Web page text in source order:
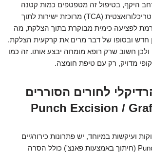
היקף, בטיפול זה מטפטפים כמות קטנה
ומדויקת של חומצה טריכלורואצטית (TCA) מרוכזת ישירות לתוך
לפציעה כימית מבוקרת בתוך הצלקת, מה
חדש ובסופו של דבר מרים את קרקעית הצלקת.
ולכן חשוב שרק רופא מומחה יבצע אותו. זה כמו
מדויק, רק עם טיפת חומצה.
לחורים הסוררים
ועיקשות במיוחד, יש פתרונות כירורגיים
זעירים. Punch Excision (חיתוך באמצעות פאנצ') כולל הסרה